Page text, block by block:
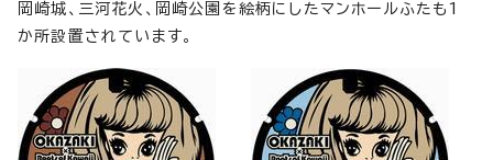
岡崎城、三河花火、岡崎公園を絵柄にしたマンホールふたも1
か所設置されています。